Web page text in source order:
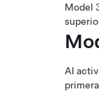
Model
Al